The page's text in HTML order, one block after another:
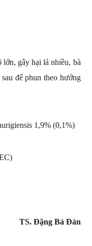
gây hại lá nhiều, bà
để phun theo hướng
1,9% (0,1%)
TS. Đặng Bá Đàn